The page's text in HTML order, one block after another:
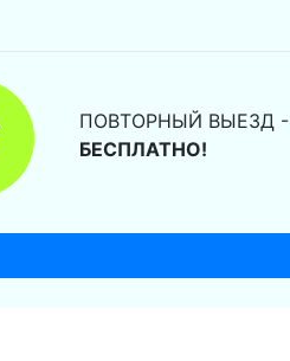
ПОВТОРНЫЙ ВЫЕЗД -
БЕСПЛАТНО!